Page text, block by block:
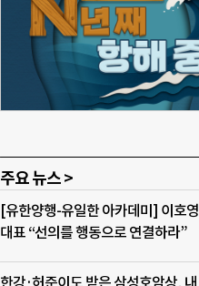
주요 뉴스 >
[유한양행-유일한 아카데미] 이호영
대표 “선의를 행동으로 연결하라”